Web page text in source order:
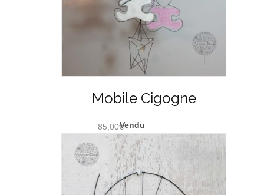
Mobile Cigogne
85,00€